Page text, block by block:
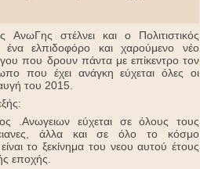
στέλνει και ο Πολιτιστικός
ένα ελπιδοφόρο και χαρούμενο νέο
που δρουν πάντα με επίκεντρο τον
που έχει ανάγκη εύχεται όλες οι
του 2015.
.Ανωγειων εύχεται σε όλους τους
άλλα και σε όλο το κόσμο
το ξεκίνημα του νεου αυτού έτους
εποχής.